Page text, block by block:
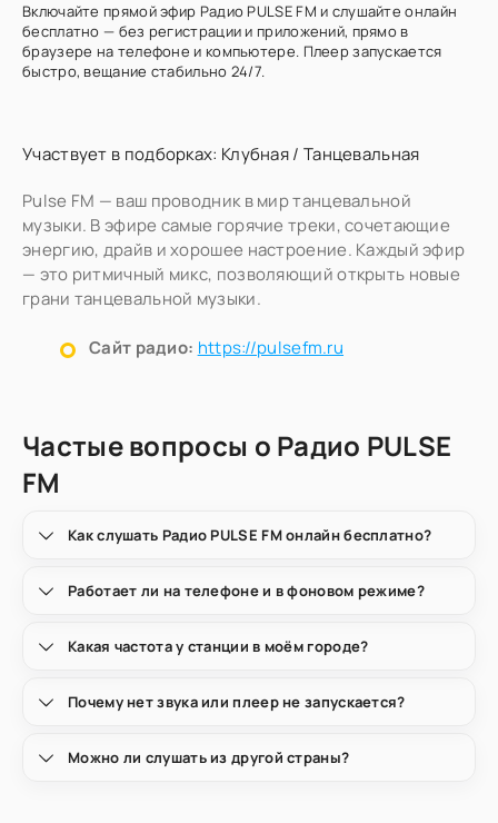
Включайте прямой эфир Радио PULSE FM и слушайте онлайн
бесплатно — без регистрации и приложений, прямо в
браузере на телефоне и компьютере. Плеер запускается
быстро, вещание стабильно 24/7.
Участвует в подборках: Клубная/ Танцевальная
Pulse FM — ваш проводник в мир танцевальной
музыки. В эфире самые горячие треки, сочетающие
энергию, драйв и хорошее настроение. Каждый эфир
— это ритмичный микс, позволяющий открыть новые
грани танцевальной музыки.
Сайт радио: https://pulsefm.ru
Частые вопросы о Радио PULSE
FM
Как слушать Радио PULSE FM онлайн бесплатно?
Работает ли на телефоне и в фоновом режиме?
Какая частота у станции в моём городе?
Почему нет звука или плеер не запускается?
Можно ли слушать из другой страны?